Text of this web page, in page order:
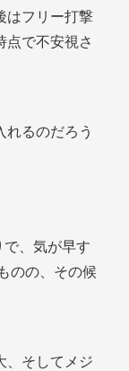
はフリー打撃
点で不安視さ
るのだろう
、気が早す
のの、その候
、そしてメジ